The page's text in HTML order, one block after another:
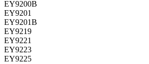
EY9200B
EY9201
EY9201B
EY9219
EY9221
EY9223
EY9225